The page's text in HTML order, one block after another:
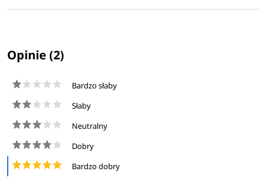
Opinie (2)
Bardzo słaby
Słaby
Neutralny
Dobry
Bardzo dobry